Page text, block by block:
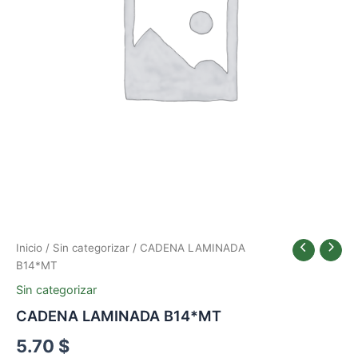
Inicio / Sin categorizar / CADENA LAMINADA
B14*MT
Sin categorizar
CADENA LAMINADA B14*MT
5.70 $